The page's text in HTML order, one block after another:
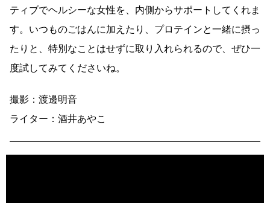
ティブでヘルシーな女性を、内側からサポートしてくれま
す。いつものごはんに加えたり、プロテインと一緒に摂っ
たりと、特別なことはせずに取り入れられるので、ぜひ一
度試してみてくださいね。
撮影：渡邊明音
ライター：酒井あやこ